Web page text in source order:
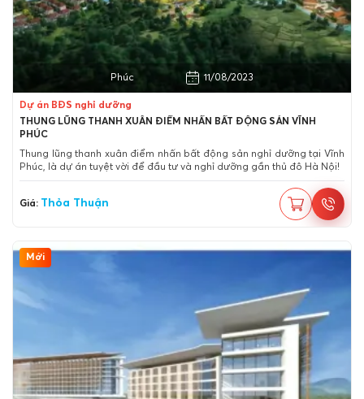
Thành phố Phúc Yên, Vĩnh Phúc
11/08/2023
Dự án BĐS nghỉ dưỡng
THUNG LŨNG THANH XUÂN ĐIỂM NHẤN BẤT ĐỘNG SẢN VĨNH
PHÚC
Thung lũng thanh xuân điểm nhấn bất động sản nghỉ dưỡng tại Vĩnh
Phúc, là dự án tuyệt vời để đầu tư và nghỉ dưỡng gần thủ đô Hà Nội!
Giá: Thỏa Thuận
Mới